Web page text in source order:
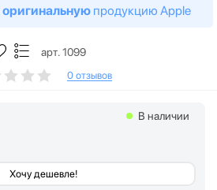
оригинальную продукцию Apple
арт. 1099
0 отзывов
Хочу дешевле!
В наличии